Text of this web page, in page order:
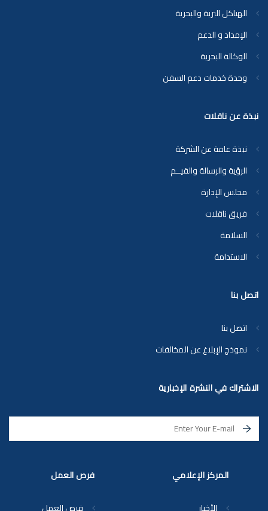
اتصل بنا
اتصل بنا
نموذج الإبلاغ عن المخالفات
الاشتراك في النشرة الإخبارية
فرص العمل المركز الإعلامي
الهياكل البرية والبحرية
الإمداد و الدعم
الوكالة البحرية
وحدة خدمات دعم السفن
نبذة عن ناقلات
نبذة عامة عن الشركة
الرؤية والرسالة والقيــم
مجلس الإدارة
فريق ناقلات
السلامة
الاستدامة